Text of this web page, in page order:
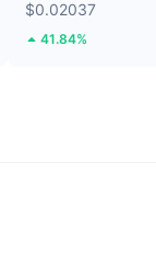
$0.02037
41.84%